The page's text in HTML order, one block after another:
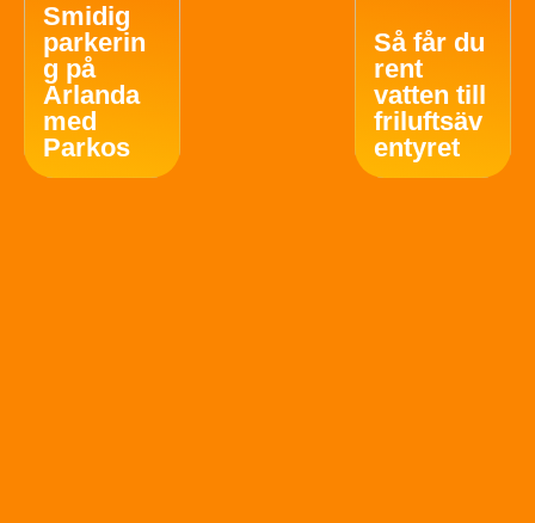
Smidig
parkerin
g på
Arlanda
med
Parkos
Så får du
rent
vatten till
friluftsäv
entyret